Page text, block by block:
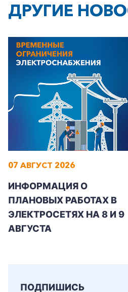
Заказать обратный
Частным клиентам
Корпоративным
ДРУГИЕ
07 АВГУСТ 2026
ИНФОРМАЦИЯ О
ПЛАНОВЫХ РАБОТАХ В
ЭЛЕКТРОСЕТЯХ НА 8 И 9
АВГУСТА
ПОДПИШИСЬ